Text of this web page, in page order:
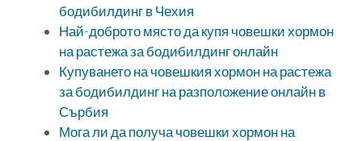
бодибилдинг в Чехия
Най-доброто място да купя човешки хормон
на растежа за бодибилдинг онлайн
Купуването на човешкия хормон на растежа
за бодибилдинг на разположение онлайн в
Сърбия
Мога ли да получа човешки хормон на